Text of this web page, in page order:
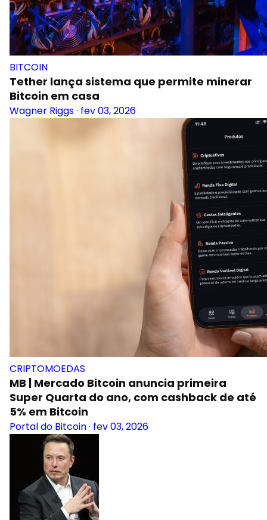
BITCOIN
Tether lança sistema que permite minerar
Bitcoin em casa
Wagner Riggs· fev 03, 2026
CRIPTOMOEDAS
MB | Mercado Bitcoin anuncia primeira
Super Quarta do ano, com cashback de até
5% em Bitcoin
Portal do Bitcoin· fev 03, 2026